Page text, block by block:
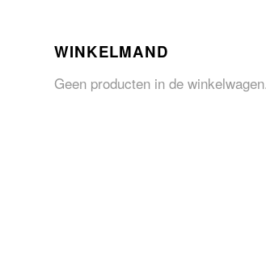
WINKELMAND
Geen producten in de winkelwagen.